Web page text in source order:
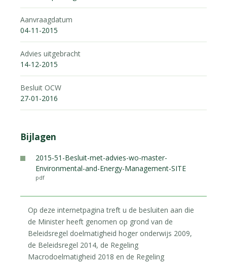
Aanvraagdatum
04-11-2015
Advies uitgebracht
14-12-2015
Besluit OCW
27-01-2016
Bijlagen
2015-51-Besluit-met-advies-wo-master-
Environmental-and-Energy-Management-SITE
pdf
Op deze internetpagina treft u de besluiten aan die
de Minister heeft genomen op grond van de
Beleidsregel doelmatigheid hoger onderwijs 2009,
de Beleidsregel 2014, de Regeling
Macrodoelmatigheid 2018 en de Regeling